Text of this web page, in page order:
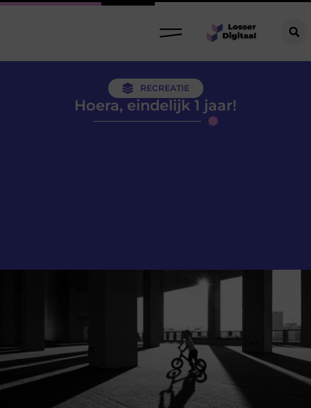
RECREATIE
Hoera, eindelijk 1 jaar!